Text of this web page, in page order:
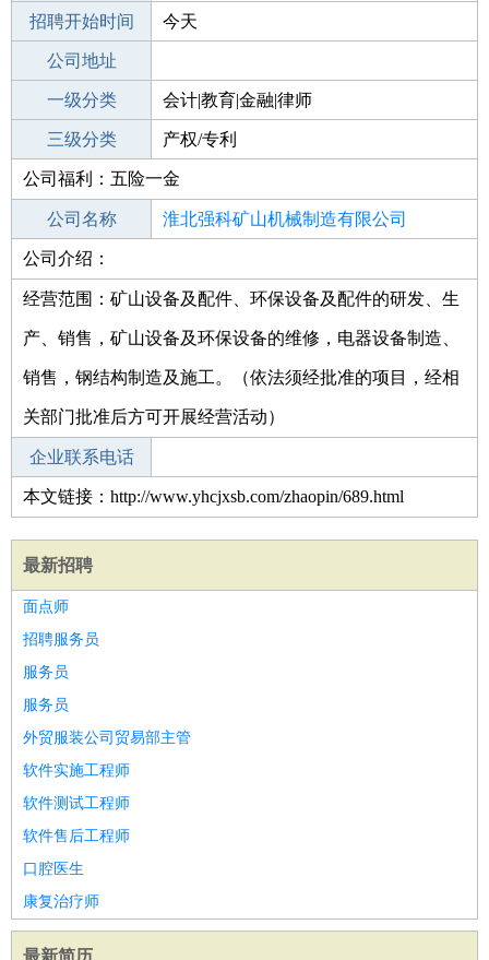
公司电话
招聘开始时间 今天
招聘结束时间
公司地址
一级分类 会计|教育|金融|律师
二级分类 律师/法务
三级分类 产权/专利
其他行业
公司福利：五险一金
公司名称 淮北强科矿山机械制造有限公司
公司类型
公司介绍：
经营范围：矿山设备及配件、环保设备及配件的研发、生
产、销售，矿山设备及环保设备的维修，电器设备制造、
销售，钢结构制造及施工。（依法须经批准的项目，经相
关部门批准后方可开展经营活动）
企业联系电话
本文链接：http://www.yhcjxsb.com/zhaopin/689.html
最新招聘
面点师
招聘服务员
服务员
服务员
外贸服装公司贸易部主管
软件实施工程师
软件测试工程师
软件售后工程师
口腔医生
康复治疗师
最新简历